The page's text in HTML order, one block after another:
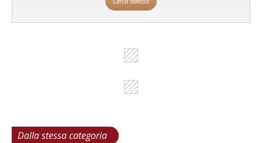
Dalla stessa categoria